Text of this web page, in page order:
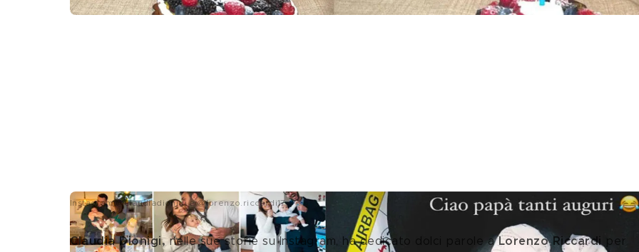
Instagram @claudiadionigi e @lorenzo.riccardi17
Claudia Dionigi, nelle sue storie su Instagram, ha dedicato dolci parole a Lorenzo Riccardi
per